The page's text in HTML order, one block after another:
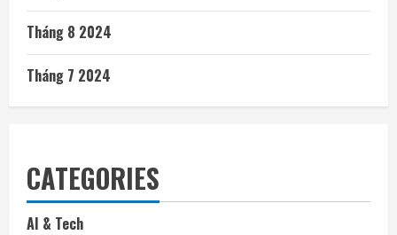
Tháng 8 2024
Tháng 7 2024
CATEGORIES
AI & Tech